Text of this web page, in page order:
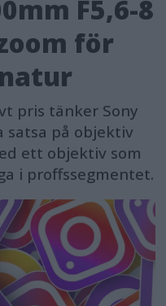
F5,6-8
för
pris tänker Sony
satsa på objektiv
ett objektiv som
i proffssegmentet.